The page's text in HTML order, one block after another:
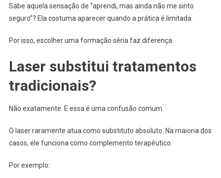
Sabe aquela sensação de “aprendi, mas ainda não me sinto
seguro”? Ela costuma aparecer quando a prática é limitada.
Por isso, escolher uma formação séria faz diferença.
Laser substitui tratamentos
tradicionais?
Não exatamente. E essa é uma confusão comum.
O laser raramente atua como substituto absoluto. Na maioria dos
casos, ele funciona como complemento terapêutico.
Por exemplo: